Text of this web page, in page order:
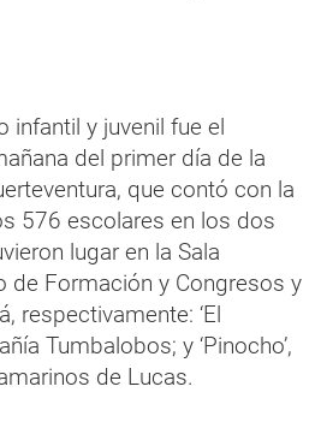
infantil y juvenil fue el
del primer día de la
que contó con la
576 escolares en los dos
lugar en la Sala
de Formación y Congresos y
respectivamente: ‘El
Tumbalobos; y ‘Pinocho’,
de Lucas.